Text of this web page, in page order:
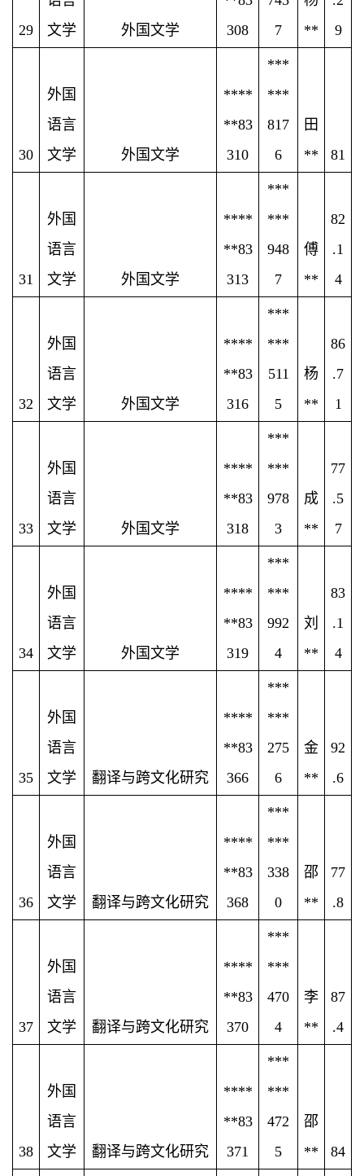
29
文学
外国文学
308
7
**
9
30
外国
语言
文学
外国文学
****
**83
310
***
***
817
6
田
**
81
31
外国
语言
文学
外国文学
****
**83
313
***
***
948
7
傅
**
82
.1
4
32
外国
语言
文学
外国文学
****
**83
316
***
***
511
5
杨
**
86
.7
1
33
外国
语言
文学
外国文学
****
**83
318
***
***
978
3
成
**
77
.5
7
34
外国
语言
文学
外国文学
****
**83
319
***
***
992
4
刘
**
83
.1
4
35
外国
语言
文学
翻译与跨文化研究
****
**83
366
***
***
275
6
金
**
92
.6
36
外国
语言
文学
翻译与跨文化研究
****
**83
368
***
***
338
0
邵
**
77
.8
37
外国
语言
文学
翻译与跨文化研究
****
**83
370
***
***
470
4
李
**
87
.4
38
外国
语言
文学
翻译与跨文化研究
****
**83
371
***
***
472
5
邵
**
84